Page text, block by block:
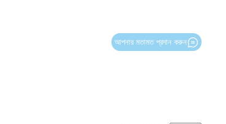
আপনার মতামত প্রদান করুন